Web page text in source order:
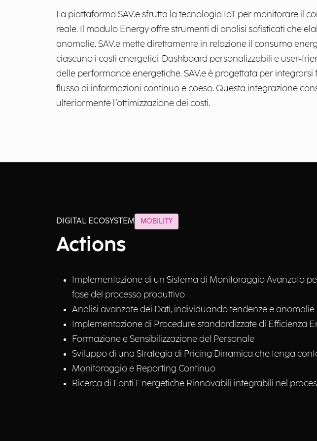
La piattaforma SAV.e sfrutta la tecnologia IoT per monitorare il
reale. Il modulo Energy offre strumenti di analisi sofisticati che
anomalie. SAV.e mette direttamente in relazione il consumo
ciascuno i costi energetici. Dashboard personalizzabili e user-
delle performance energetiche. SAV.e è progettata per
flusso di informazioni continuo e coeso. Questa integrazione
ulteriormente l’ottimizzazione dei costi.
DIGITAL ECOSYSTEM MOBILITY
Actions
Implementazione di un Sistema di Monitoraggio Avanzato
fase del processo produttivo
Analisi avanzate dei Dati, individuando tendenze e
Implementazione di Procedure standardizzate di Efficienza
Formazione e Sensibilizzazione del Personale
Sviluppo di una Strategia di Pricing Dinamica che tenga
Monitoraggio e Reporting Continuo
Ricerca di Fonti Energetiche Rinnovabili integrabili nel